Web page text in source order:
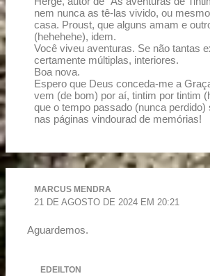
nem nunca as tê-las vivido, ou
casa. Proust, que alguns amam e
(hehehehe), idem.
Você viveu aventuras. Se não tantas
certamente múltiplas, interiores.
Boa nova.
Espero que Deus conceda-me a
vem (de bom) por aí, tintim por tintim
que o tempo passado (nunca perdido)
nas páginas vindourad de memórias!
MARCUS MENDRA
21 DE AGOSTO DE 2024 EM 20:21
Aguardemos.
EDEILTON